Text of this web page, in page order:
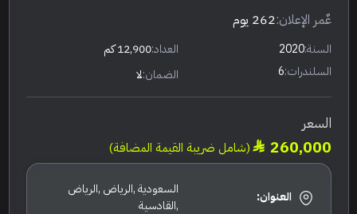
عٌمر الإعلان:262 يوم
السنة:2020 العداد:12,900 كم
السلندرات:6 الضمان:لا
السعر
260,000 (شامل ضريبة القيمة المضافة)
العنوان:
السعودية ,الرياض ,الرياض
,القادسية